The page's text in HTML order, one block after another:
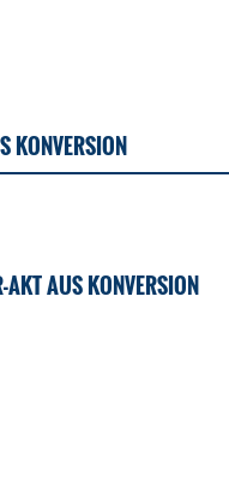
KONVERSION
AUS KONVERSION